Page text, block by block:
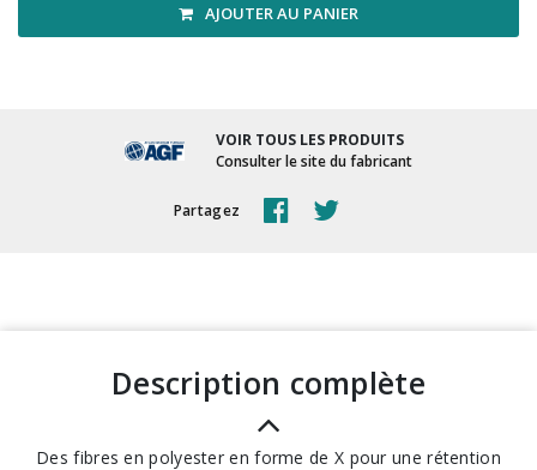
AJOUTER AU PANIER
VOIR TOUS LES PRODUITS
Consulter le site du fabricant
Partagez
description complète
Des fibres en polyester en forme de X pour une rétention